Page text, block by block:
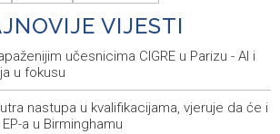
VIJESTI
učesnicima CIGRE u Parizu - AI i
u fokusu
nastupa u kvalifikacijama, vjeruje da će i
a u Birminghamu